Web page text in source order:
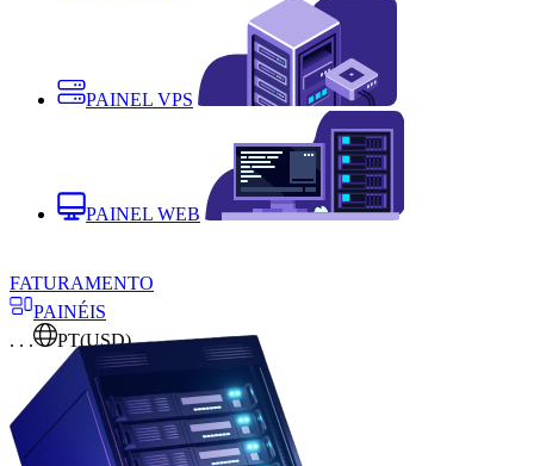
PAINEL VPS
PAINEL WEB
FATURAMENTO
PAINÉIS
. . .
PT(USD)